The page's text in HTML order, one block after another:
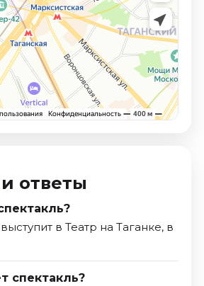
ответы
в Театр на Таганке, в
спектакль?